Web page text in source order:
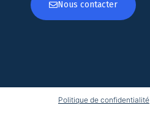
Nous contacter
Politique de confidentialité